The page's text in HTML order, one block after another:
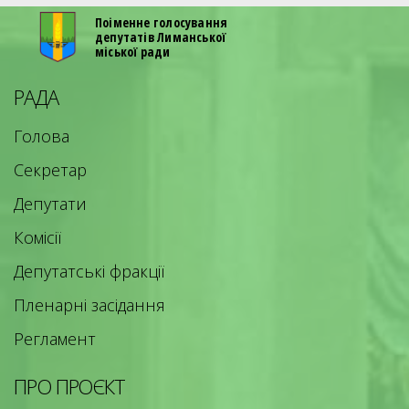
"Стрункий кипарис", Садове товариство
Васильок, Садове товариство "Зелений сад",
Садове товариство Ромашка, с-ще Ставки
Поіменне голосування
депутатів Лиманської
міської ради
РАДА
Голова
Секретар
Депутати
Комісії
Депутатські фракції
Пленарні засідання
Регламент
ПРО ПРОЄКТ